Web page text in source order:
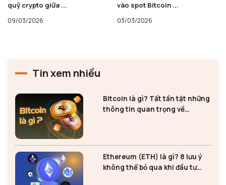
...
vào spot Bitcoin ...
Bitcoin ETF, thị
Tin xem nhiều
Bitcoin là gì? Tất tần tật những
thông tin quan trọng về
Ethereum (ETH) là gì? 8 lưu ý
không thể bỏ qua khi đầu tư